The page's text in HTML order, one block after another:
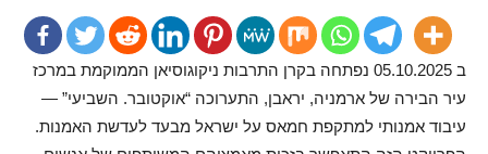
ב 05.10.2025 נפתחה בקרן התרבות ניקוגוסיאן הממוקמת במרכז
עיר הבירה של ארמניה, יראבן, התערוכה “אוקטובר. השביעי” —
עיבוד אמנותי למתקפת חמאס על ישראל מבעד לעדשת האמנות.